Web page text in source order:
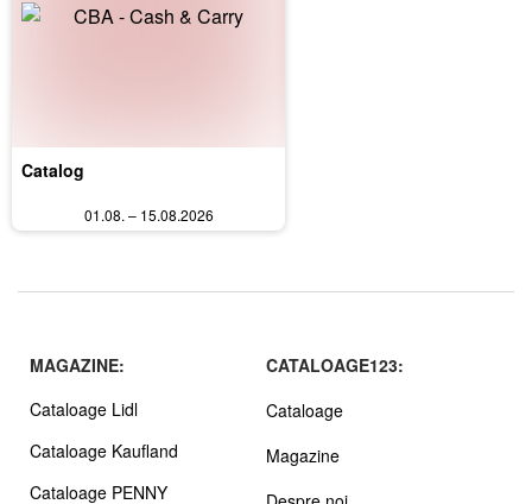
Catalog
01.08. – 15.08.2026
MAGAZINE:
Cataloage Lidl
Cataloage Kaufland
Cataloage PENNY
CATALOAGE123:
Cataloage
Magazine